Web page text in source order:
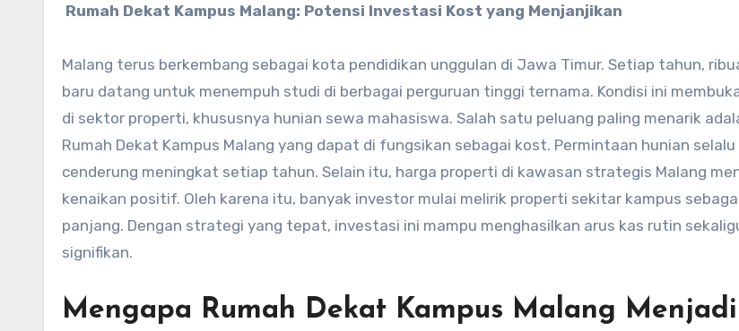
Rumah Dekat Kampus Malang: Potensi Investasi Kost yang Menjanjikan
Malang terus berkembang sebagai kota pendidikan unggulan di Jawa Timur. Setiap tahun,
baru datang untuk menempuh studi di berbagai perguruan tinggi ternama. Kondisi ini
di sektor properti, khususnya hunian sewa mahasiswa. Salah satu peluang paling menarik
Rumah Dekat Kampus Malang yang dapat di fungsikan sebagai kost. Permintaan hunian
cenderung meningkat setiap tahun. Selain itu, harga properti di kawasan strategis Malang
kenaikan positif. Oleh karena itu, banyak investor mulai melirik properti sekitar kampus
panjang. Dengan strategi yang tepat, investasi ini mampu menghasilkan arus kas rutin
signifikan.
Mengapa Rumah Dekat Kampus Malang